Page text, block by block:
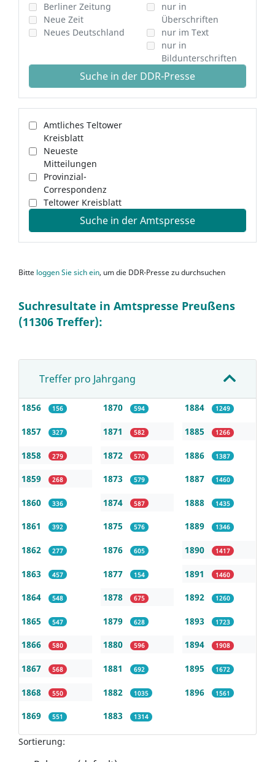
Berliner Zeitung
Neue Zeit
Neues Deutschland
nur in
Überschriften
nur im Text
nur in
Bildunterschriften
Suche in der DDR-Presse
Amtliches Teltower
Kreisblatt
Neueste
Mitteilungen
Provinzial-
Correspondenz
Teltower Kreisblatt
Suche in der Amtspresse
Bitte loggen Sie sich ein, um die DDR-Presse zu durchsuchen
Suchresultate in Amtspresse Preußens
(11306 Treffer):
Treffer pro Jahrgang
1856 156
1857 327
1858 279
1859 268
1860 336
1861 392
1862 277
1863 457
1864 548
1865 547
1866 580
1867 568
1868 550
1869 551
1870 594
1871 582
1872 570
1873 579
1874 587
1875 576
1876 605
1877 154
1878 675
1879 628
1880 596
1881 692
1882 1035
1883 1314
1884 1249
1885 1266
1886 1387
1887 1460
1888 1435
1889 1346
1890 1417
1891 1460
1892 1260
1893 1723
1894 1908
1895 1672
1896 1561
Sortierung: